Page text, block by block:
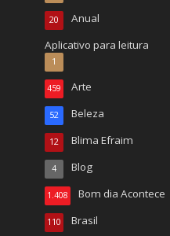
Anual
20
Aplicativo para leitura
1
Arte
459
Beleza
52
Blima Efraim
12
Blog
4
Bom dia Acontece
1.408
Brasil
110